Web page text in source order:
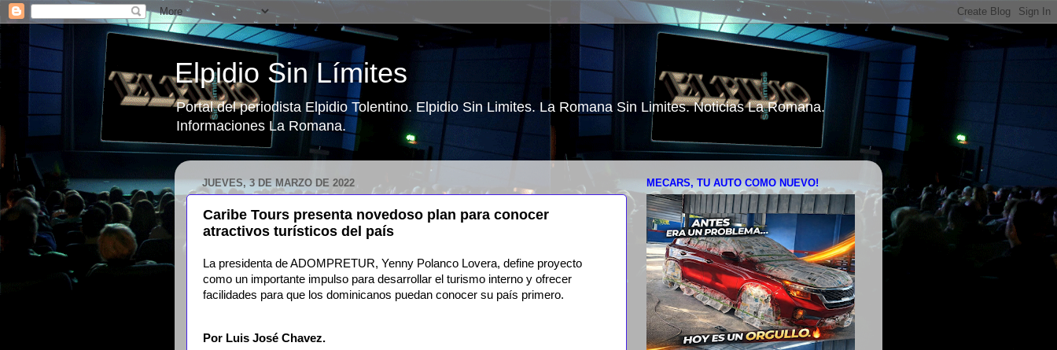
Elpidio Sin Límites
Portal del periodista Elpidio Tolentino. Elpidio Sin Limites. La Romana Sin Limites. Noticias La Romana.
Informaciones La Romana.
JUEVES, 3 DE MARZO DE 2022
Caribe Tours presenta novedoso plan para conocer
atractivos turísticos del país
La presidenta de ADOMPRETUR, Yenny Polanco Lovera, define proyecto
como un importante impulso para desarrollar el turismo interno y ofrecer
facilidades para que los dominicanos puedan conocer su país primero.
Por Luis José Chavez.
MECARS, TU AUTO COMO NUEVO!